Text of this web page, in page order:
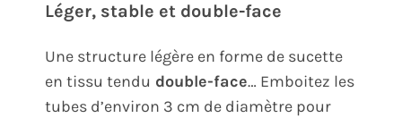
Léger, stable et double-face
Une structure légère en forme de sucette
en tissu tendu double-face… Emboitez les
tubes d’environ 3 cm de diamètre pour